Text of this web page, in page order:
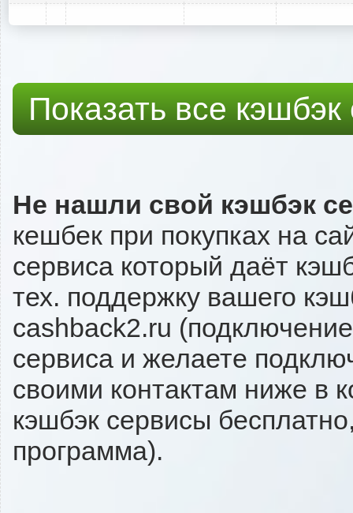
Показать все
Не нашли свой кэшбэк
кешбек при покупках на
сервиса который даёт
тех. поддержку вашего
cashback2.ru
сервиса и желаете
своими контактам ниже в
кэшбэк сервисы
программа).